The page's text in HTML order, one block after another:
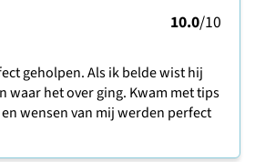
10.0/10
geholpen. Als ik belde wist hij
waar het over ging. Kwam met tips
wensen van mij werden perfect